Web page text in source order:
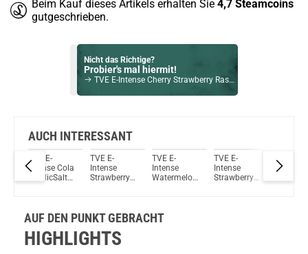
Beim Kauf dieses Artikels erhalten Sie 4,7 Steamcoins
gutgeschrieben.
Nicht das Richtige?
Probier's mal hiermit!
TVE E-Intense Cherry Strawberry Raspberry Ice NicSalt Liquid 10ml / 10mg
TVE E-Intense Strawberry Ice NicSalt Liquid 10ml / 20mg
Du willst Kröten sparen?
Schau mal hier!
OneVape Air MOD 60 1500mAh 6,0ml Pod Kit Rot
AUCH INTERESSANT
TVE E-
Intense Cola
Ice NicSalt
TVE E-
Intense
Strawberry
TVE E-
Intense
Watermelon
TVE E-
Intense
Strawberry
TVE E-
Intense
AUF DEN PUNKT GEBRACHT
HIGHLIGHTS